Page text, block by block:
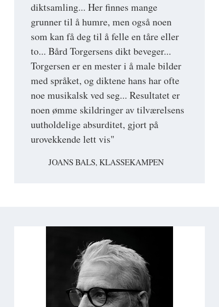
diktsamling... Her finnes mange
grunner til å humre, men også noen
som kan få deg til å felle en tåre eller
to... Bård Torgersens dikt beveger...
Torgersen er en mester i å male bilder
med språket, og diktene hans har ofte
noe musikalsk ved seg... Resultatet er
noen ømme skildringer av tilværelsens
uutholdelige absurditet, gjort på
urovekkende lett vis"
JOANS BALS, KLASSEKAMPEN